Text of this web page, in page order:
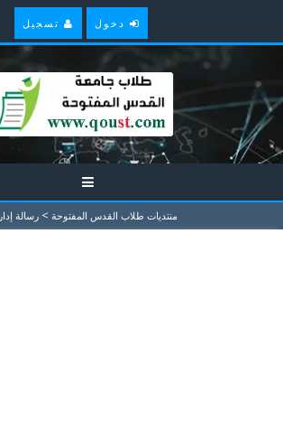
دخول تسجيل
منتديات طلاب القدس المفتوحة > رسالة